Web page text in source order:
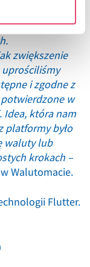
tworzeniu tych
dostęp
zwiększenie
i zgodne z
w
Idea, która nam
platformy było
waluty lub
krokach –
Walutomacie.
Flutter.